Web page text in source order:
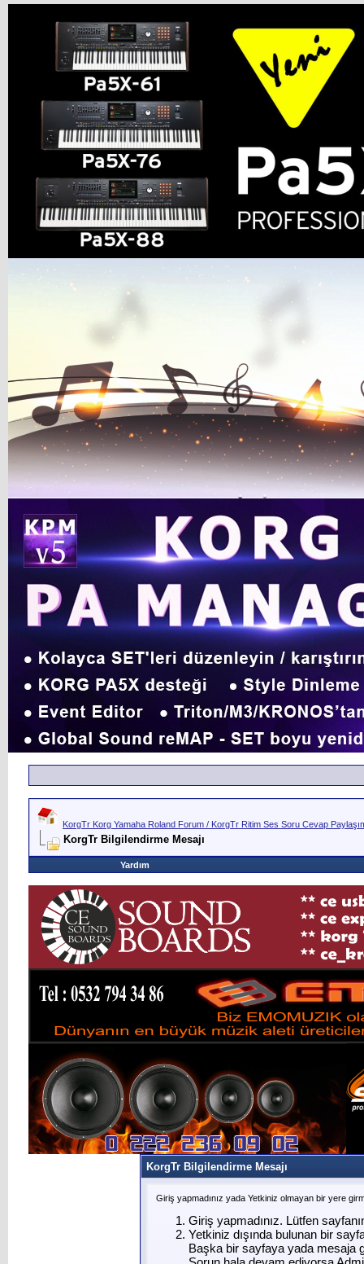
KorgTr Korg Yamaha Roland Forum / KorgTr Ritim Ses Soru Cevap
KorgTr Bilgilendirme Mesajı
Yardım
KorgTr Bilgilendirme Mesajı
Giriş yapmadınız yada Yetkiniz olmayan bir yere
Giriş yapmadınız. Lütfen
Yetkiniz dışında bulunan bir
Başka bir sayfaya yada mesaja